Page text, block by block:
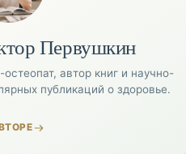
Первушкин
остеопат, автор книг и научно-
публикаций о здоровье.